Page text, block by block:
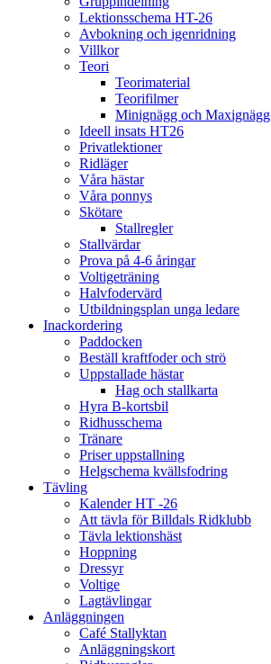
Lektionsschema HT-26
Avbokning och igenridning
Villkor
Teori
Teorimaterial
Teorifilmer
Minignägg och Maxignägg
Ideell insats HT26
Privatlektioner
Ridläger
Våra hästar
Våra ponnys
Skötare
Stallregler
Stallvärdar
Prova på 4-6 åringar
Voltigeträning
Halvfodervärd
Utbildningsplan unga ledare
Inackordering
Paddocken
Beställ kraftfoder och strö
Uppstallade hästar
Hag och stallkarta
Hyra B-kortsbil
Ridhusschema
Tränare
Priser uppstallning
Helgschema kvällsfodring
Tävling
Kalender HT -26
Att tävla för Billdals Ridklubb
Tävla lektionshäst
Hoppning
Dressyr
Voltige
Lagtävlingar
Anläggningen
Café Stallyktan
Anläggningskort